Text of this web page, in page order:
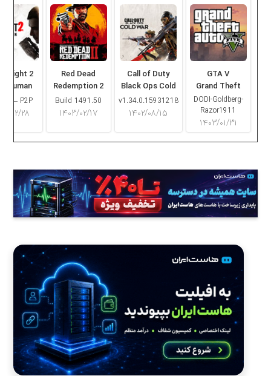
GTA V
Grand Theft
Auto V
DODI-Goldberg-
Razor1911
۱۴۰۳/۰۱/۳۱
Call of Duty
Black Ops Cold
War
v1.34.0.15931218
۱۴۰۲/۰۸/۱۵
Red Dead
Redemption 2
Build 1491.50
۱۴۰۳/۰۲/۱۷
Light 2
Human
– P2P
۱۴۰۳/